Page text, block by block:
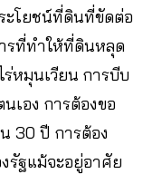
ะโยชน์ที่ดินที่ขัดต่อ
รที่ทำให้ที่ดินหลุด
หมุนเวียน การบีบ
เอง การต้องขอ
30 ปี การต้อง
รัฐแม้จะอยู่อาศัย